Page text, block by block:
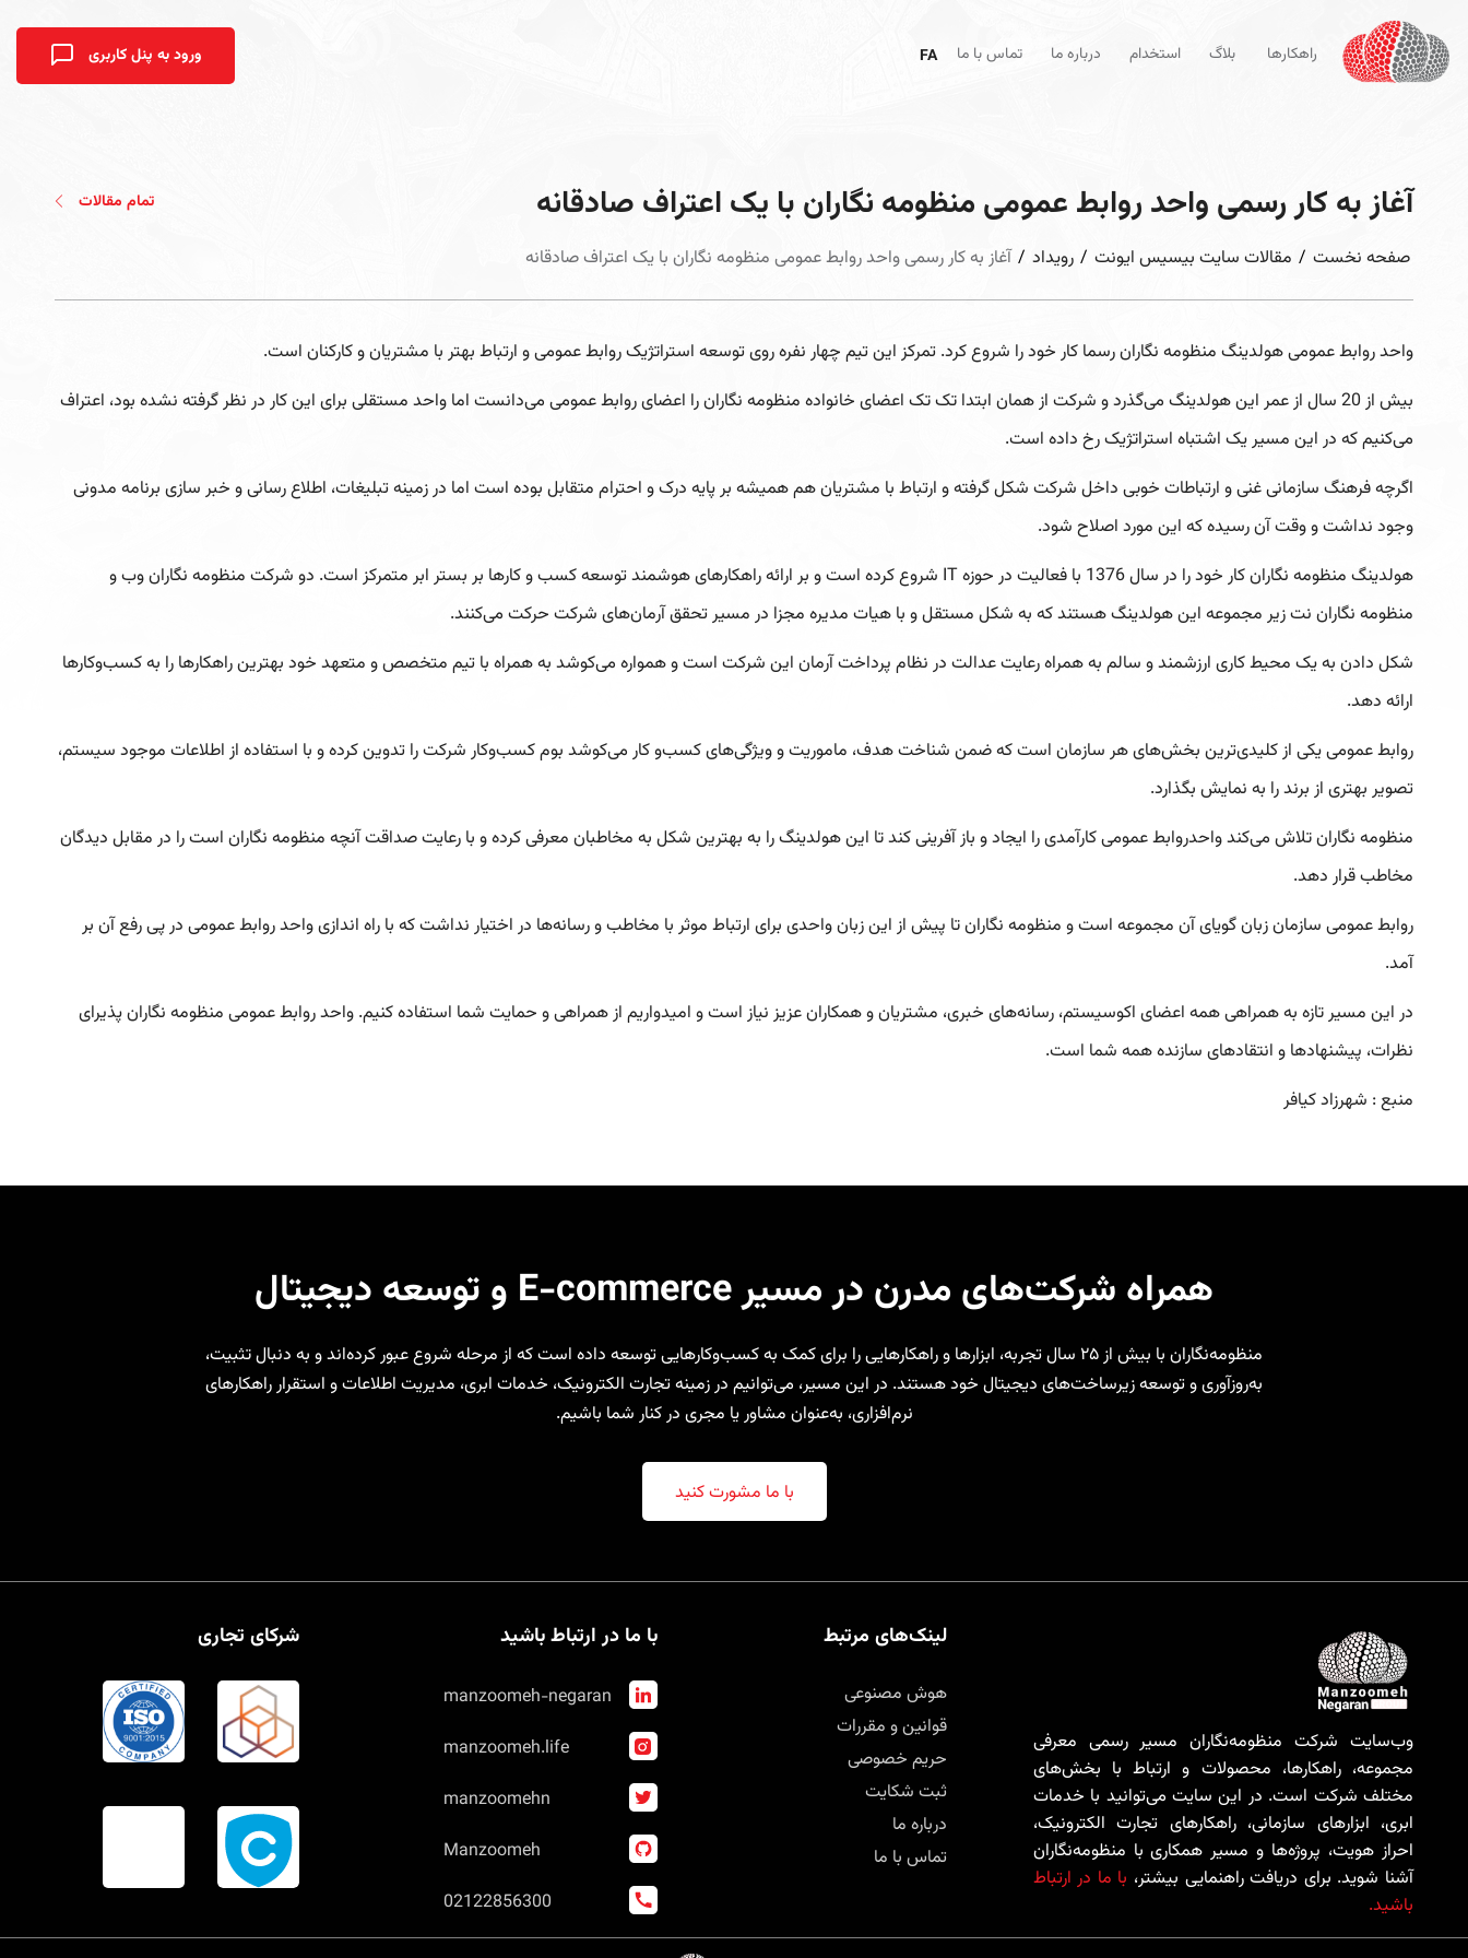
راهکارها بلاگ استخدام درباره ما تماس با ما FA ورود به پنل کاربری
تمام مقالات آغاز به کار رسمی واحد روابط عمومی منظومه نگاران با یک اعتراف صادقانه
صفحه نخست / مقالات سایت بیسیس ایونت / رویداد / آغاز به کار رسمی واحد روابط عمومی منظومه نگاران با یک اعتراف صادقانه
واحد روابط عمومی هولدینگ منظومه نگاران رسما کار خود را شروع کرد. تمرکز این تیم چهار نفره روی توسعه استراتژیک روابط عمومی و ارتباط بهتر با مشتریان و کارکنان است.
بیش از 20 سال از عمر این هولدینگ می‌گذرد و شرکت از همان ابتدا تک تک اعضای خانواده منظومه نگاران را اعضای روابط عمومی می‌دانست اما واحد مستقلی برای این کار در نظر گرفته نشده بود، اعتراف
می‌کنیم که در این مسیر یک اشتباه استراتژیک رخ داده است.
اگرچه فرهنگ سازمانی غنی و ارتباطات خوبی داخل شرکت شکل گرفته و ارتباط با مشتریان هم همیشه بر پایه درک و احترام متقابل بوده است اما در زمینه تبلیغات، اطلاع رسانی و خبر سازی برنامه مدونی
وجود نداشت و وقت آن رسیده که این مورد اصلاح شود.
هولدینگ منظومه نگاران کار خود را در سال 1376 با فعالیت در حوزه IT شروع کرده است و بر ارائه راهکارهای هوشمند توسعه کسب و کارها بر بستر ابر متمرکز است. دو شرکت منظومه نگاران وب و
منظومه نگاران نت زیر مجموعه این هولدینگ هستند که به شکل مستقل و با هیات مدیره مجزا در مسیر تحقق آرمان‌های شرکت حرکت می‌کنند.
شکل دادن به یک محیط کاری ارزشمند و سالم به همراه رعایت عدالت در نظام پرداخت آرمان این شرکت است و همواره می‌کوشد به همراه با تیم متخصص و متعهد خود بهترین راهکارها را به کسب‌وکارها
ارائه دهد.
روابط عمومی یکی از کلیدی‌ترین بخش‌های هر سازمان است که ضمن شناخت هدف، ماموریت و ویژگی‌های کسب‌و کار می‌کوشد بوم کسب‌وکار شرکت را تدوین کرده و با استفاده از اطلاعات موجود سیستم،
تصویر بهتری از برند را به نمایش بگذارد.
منظومه نگاران تلاش می‌کند واحدروابط عمومی کارآمدی را ایجاد و باز آفرینی کند تا این هولدینگ را به بهترین شکل به مخاطبان معرفی کرده و با رعایت صداقت آنچه منظومه نگاران است را در مقابل دیدگان
مخاطب قرار دهد.
روابط عمومی سازمان زبان گویای آن مجموعه است و منظومه نگاران تا پیش از این زبان واحدی برای ارتباط موثر با مخاطب و رسانه‌ها در اختیار نداشت که با راه اندازی واحد روابط عمومی در پی رفع آن بر
آمد.
در این مسیر تازه به همراهی همه اعضای اکوسیستم، رسانه‌های خبری، مشتریان و همکاران عزیز نیاز است و امیدواریم از همراهی و حمایت شما استفاده کنیم. واحد روابط عمومی منظومه نگاران پذیرای
نظرات، پیشنهادها و انتقادهای سازنده همه شما است.
منبع : شهرزاد کیافر
همراه شرکت‌های مدرن در مسیر E-commerce و توسعه دیجیتال
منظومه‌نگاران با بیش از ۲۵ سال تجربه، ابزارها و راهکارهایی را برای کمک به کسب‌وکارهایی توسعه داده است که از مرحله شروع عبور کرده‌اند و به دنبال تثبیت،
به‌روزآوری و توسعه زیرساخت‌های دیجیتال خود هستند. در این مسیر، می‌توانیم در زمینه تجارت الکترونیک، خدمات ابری، مدیریت اطلاعات و استقرار راهکارهای
نرم‌افزاری، به‌عنوان مشاور یا مجری در کنار شما باشیم.
با ما مشورت کنید
وب‌سایت شرکت منظومه‌نگاران مسیر رسمی معرفی
مجموعه، راهکارها، محصولات و ارتباط با بخش‌های
مختلف شرکت است. در این سایت می‌توانید با خدمات
ابری، ابزارهای سازمانی، راهکارهای تجارت الکترونیک،
احراز هویت، پروژه‌ها و مسیر همکاری با منظومه‌نگاران
آشنا شوید. برای دریافت راهنمایی بیشتر، با ما در ارتباط
باشید.
لینک‌های مرتبط
هوش مصنوعی
قوانین و مقررات
حریم خصوصی
ثبت شکایت
درباره ما
تماس با ما
با ما در ارتباط باشید
manzoomeh-negaran
manzoomeh.life
manzoomehn
Manzoomeh
02122856300
شرکای تجاری